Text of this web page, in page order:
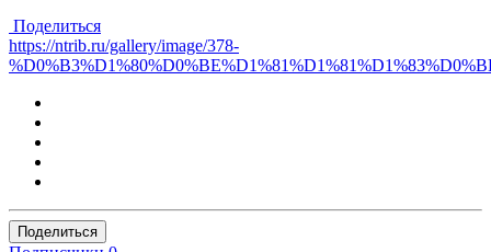
Поделиться
https://ntrib.ru/gallery/image/378-
Поделиться